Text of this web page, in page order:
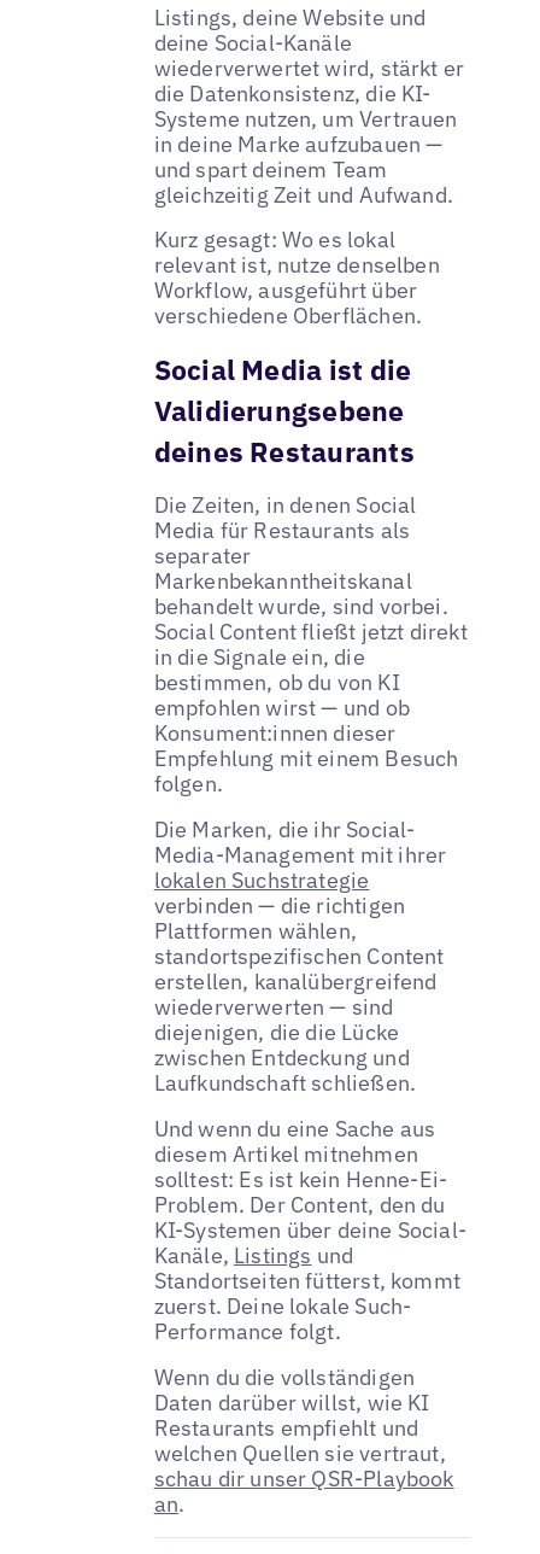
Listings, deine Website und
deine Social-Kanäle
wiederverwertet wird, stärkt er
die Datenkonsistenz, die KI-
Systeme nutzen, um Vertrauen
in deine Marke aufzubauen —
und spart deinem Team
gleichzeitig Zeit und Aufwand.
Kurz gesagt: Wo es lokal
relevant ist, nutze denselben
Workflow, ausgeführt über
verschiedene Oberflächen.
Social Media ist die
Validierungsebene
deines Restaurants
Die Zeiten, in denen Social
Media für Restaurants als
separater
Markenbekanntheitskanal
behandelt wurde, sind vorbei.
Social Content fließt jetzt direkt
in die Signale ein, die
bestimmen, ob du von KI
empfohlen wirst — und ob
Konsument:innen dieser
Empfehlung mit einem Besuch
folgen.
Die Marken, die ihr Social-
Media-Management mit ihrer
lokalen Suchstrategie
verbinden — die richtigen
Plattformen wählen,
standortspezifischen Content
erstellen, kanalübergreifend
wiederverwerten — sind
diejenigen, die die Lücke
zwischen Entdeckung und
Laufkundschaft schließen.
Und wenn du eine Sache aus
diesem Artikel mitnehmen
solltest: Es ist kein Henne-Ei-
Problem. Der Content, den du
KI-Systemen über deine Social-
Kanäle, Listings und
Standortseiten fütterst, kommt
zuerst. Deine lokale Such-
Performance folgt.
Wenn du die vollständigen
Daten darüber willst, wie KI
Restaurants empfiehlt und
welchen Quellen sie vertraut,
schau dir unser QSR-Playbook
an.